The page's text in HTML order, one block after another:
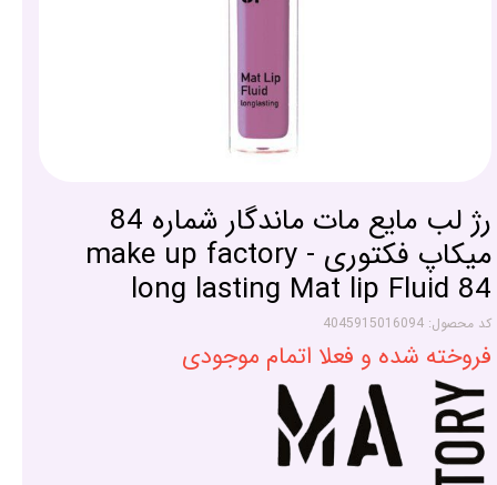
رژ لب مایع مات ماندگار شماره 84
میکاپ فکتوری - make up factory
long lasting Mat lip Fluid 84
کد محصول: 4045915016094
فروخته شده و فعلا اتمام موجودی